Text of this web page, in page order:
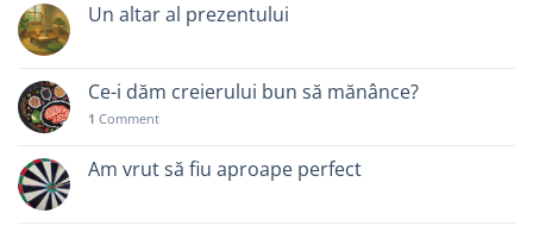
Un altar al prezentului
Ce-i dăm creierului bun să mănânce?
1 Comment
Am vrut să fiu aproape perfect